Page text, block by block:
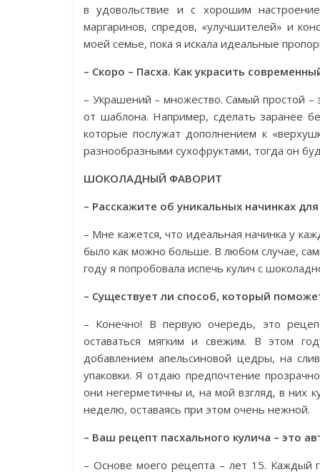
в удовольствие и с хорошим
маргаринов, спредов, «улучшителей» и
моей семье, пока я искала идеальные
– Скоро – Пасха. Как украсить
– Украшений – множество. Самый простой –
от шаблона. Например, сделать заранее
которые послужат дополнением к
разнообразными сухофруктами, тогда он
ШОКОЛАДНЫЙ ФАВОРИТ
– Расскажите об уникальных начинках
– Мне кажется, что идеальная начинка у
было как можно больше. В любом случае,
году я попробовала испечь кулич с
– Существует ли способ, который
– Конечно! В первую очередь, это
оставаться мягким и свежим. В этом
добавлением апельсиновой цедры, на
упаковки. Я отдаю предпочтение
они негерметичны и, на мой взгляд, в них
неделю, оставаясь при этом очень нежной.
– Ваш рецепт пасхального кулича – это
– Основе моего рецепта – лет 15. Каждый